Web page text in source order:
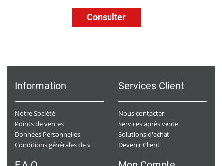
Consulter
Information
Notre Société
Points de ventes
Données Personnelles
Services Client
Nous contacter
Services après vente
Solutions d'achat
Devenir Client